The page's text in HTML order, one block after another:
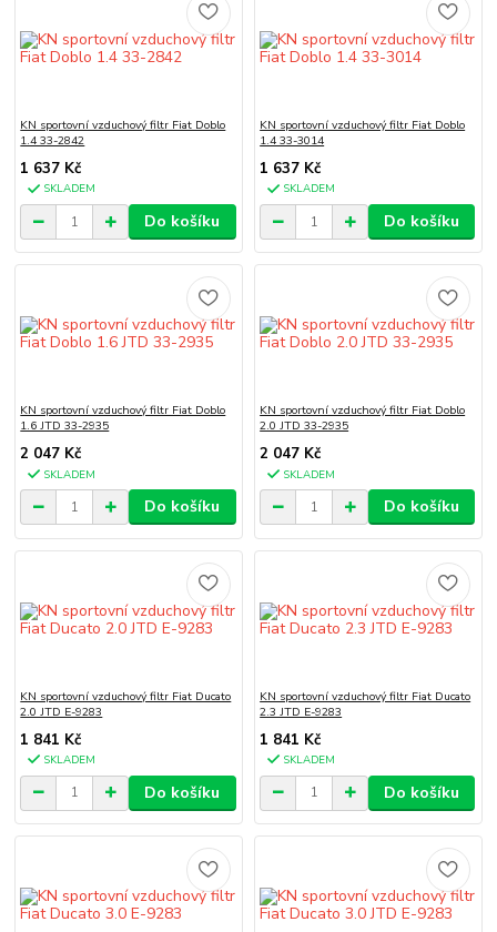
KN sportovní vzduchový filtr Fiat Doblo
1.4 33-2842
1 637 Kč
SKLADEM
Do košíku
KN sportovní vzduchový filtr Fiat Doblo
1.4 33-3014
1 637 Kč
SKLADEM
Do košíku
KN sportovní vzduchový filtr Fiat Doblo
1.6 JTD 33-2935
2 047 Kč
SKLADEM
Do košíku
KN sportovní vzduchový filtr Fiat Doblo
2.0 JTD 33-2935
2 047 Kč
SKLADEM
Do košíku
KN sportovní vzduchový filtr Fiat Ducato
2.0 JTD E-9283
1 841 Kč
SKLADEM
Do košíku
KN sportovní vzduchový filtr Fiat Ducato
2.3 JTD E-9283
1 841 Kč
SKLADEM
Do košíku